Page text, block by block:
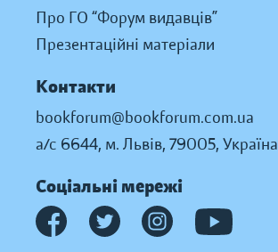
Про ГО “Форум видавців”
Презентаційні матеріали
Контакти
bookforum@bookforum.com.ua
а/с 6644, м. Львів, 79005, Україна
Соціальні мережі